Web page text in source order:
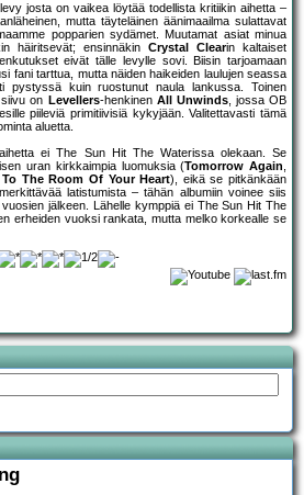
josta on vaikea löytää todellista kritiikin aihetta –
mutta täyteläinen äänimaailma sulattavat
popparien sydämet. Muutamat asiat minua
häiritsevät; ensinnäkin Crystal Clearin kaltaiset
eivät tälle levylle sovi. Biisin tarjoamaan
fani tarttua, mutta näiden haikeiden laulujen seassa
pystyssä kuin ruostunut naula lankussa. Toinen
on Levellers-henkinen All Unwinds, jossa OB
piileviä primitiivisiä kykyjään. Valitettavasti tämä
aluetta.
ei The Sun Hit The Waterissa olekaan. Se
uran kirkkaimpia luomuksia (Tomorrow Again,
The Room Of Your Heart), eikä se pitkänkään
latistumista – tähän albumiin voinee siis
jälkeen. Lähelle kymppiä ei The Sun Hit The
erheiden vuoksi rankata, mutta melko korkealle se